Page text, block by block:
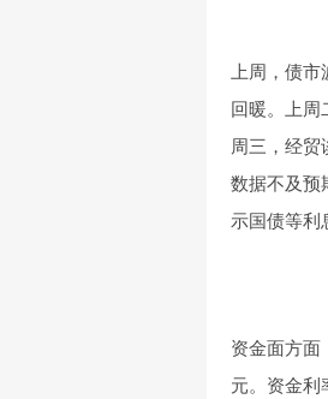
上周，债
回暖。上周
周三，经贸
数据不及预
示国债等利
资金面方面
元。资金利